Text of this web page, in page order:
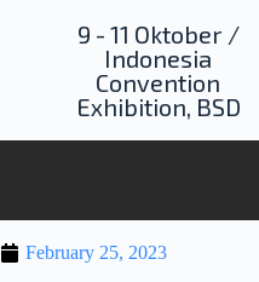
9 - 11 Oktober /
Indonesia
Convention
Exhibition, BSD
February 25, 2023